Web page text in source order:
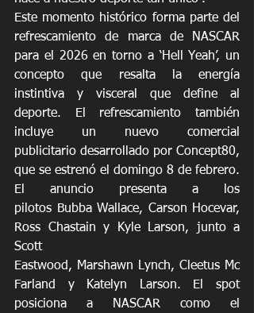
Este momento histórico forma parte del
refrescamiento de marca de NASCAR
para el 2026 en torno a ‘Hell Yeah’, un
concepto que resalta la energía
instintiva y visceral que define al
deporte. El refrescamiento también
incluye un nuevo comercial
publicitario desarrollado por Concept80,
que se estrenó el domingo 8 de febrero.
El anuncio presenta a los
pilotos Bubba Wallace, Carson Hocevar,
Ross Chastain y Kyle Larson, junto a
Scott
Eastwood, Marshawn Lynch, Cleetus Mc
Farland y Katelyn Larson. El spot
posiciona a NASCAR como el